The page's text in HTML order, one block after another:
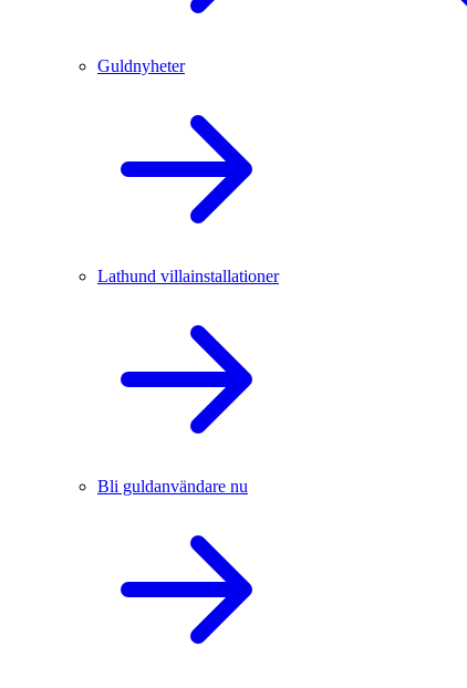
Guldnyheter
Lathund villainstallationer
Bli guldanvändare nu